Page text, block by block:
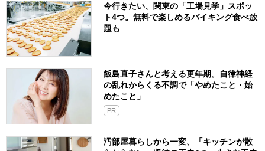
今行きたい、関東の「工場見学」スポッ
ト4つ。無料で楽しめるバイキング食べ放
題も
飯島直子さんと考える更年期。自律神経
の乱れからくる不調で「やめたこと・始
めたこと」
PR
汚部屋暮らしから一変、「キッチンが散